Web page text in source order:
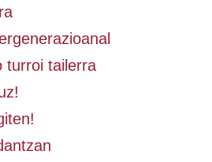
turroi tailerra